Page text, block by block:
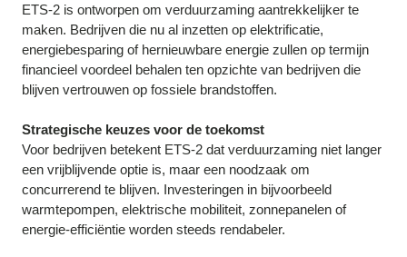
ETS-2 is ontworpen om verduurzaming aantrekkelijker te
maken. Bedrijven die nu al inzetten op elektrificatie,
energiebesparing of hernieuwbare energie zullen op termijn
financieel voordeel behalen ten opzichte van bedrijven die
blijven vertrouwen op fossiele brandstoffen.
Strategische keuzes voor de toekomst
Voor bedrijven betekent ETS-2 dat verduurzaming niet langer
een vrijblijvende optie is, maar een noodzaak om
concurrerend te blijven. Investeringen in bijvoorbeeld
warmtepompen, elektrische mobiliteit, zonnepanelen of
energie-efficiëntie worden steeds rendabeler.